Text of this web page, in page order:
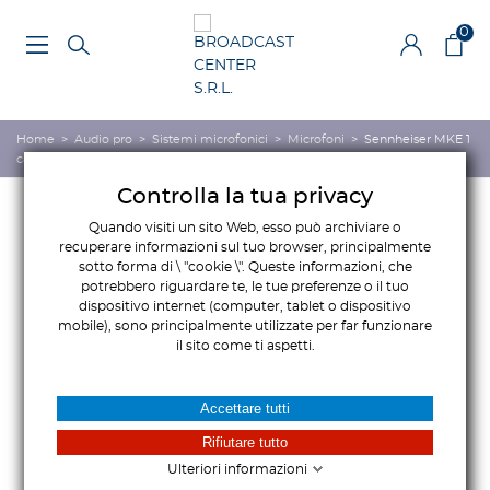
0
Home > Audio pro > Sistemi microfonici > Microfoni > Sennheiser MKE 1
capsula lavalier Professionale
Controlla la tua privacy
Quando visiti un sito Web, esso può archiviare o
recuperare informazioni sul tuo browser, principalmente
sotto forma di \ "cookie \". Queste informazioni, che
potrebbero riguardare te, le tue preferenze o il tuo
dispositivo internet (computer, tablet o dispositivo
mobile), sono principalmente utilizzate per far funzionare
il sito come ti aspetti.
Ulteriori informazioni
Accettare tutti
Rifiutare tutto